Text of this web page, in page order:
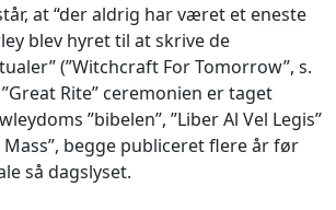
at “der aldrig har været et eneste
blev hyret til at skrive de
(”Witchcraft For Tomorrow”, s.
Rite” ceremonien er taget
”bibelen”, ”Liber Al Vel Legis”
Mass”, begge publiceret flere år før
så dagslyset.